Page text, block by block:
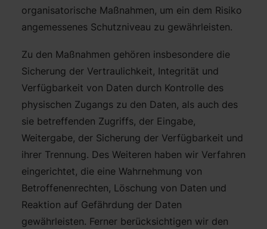
organisatorische Maßnahmen, um ein dem Risiko
angemessenes Schutzniveau zu gewährleisten.
Zu den Maßnahmen gehören insbesondere die
Sicherung der Vertraulichkeit, Integrität und
Verfügbarkeit von Daten durch Kontrolle des
physischen Zugangs zu den Daten, als auch des
sie betreffenden Zugriffs, der Eingabe,
Weitergabe, der Sicherung der Verfügbarkeit und
ihrer Trennung. Des Weiteren haben wir Verfahren
eingerichtet, die eine Wahrnehmung von
Betroffenenrechten, Löschung von Daten und
Reaktion auf Gefährdung der Daten
gewährleisten. Ferner berücksichtigen wir den